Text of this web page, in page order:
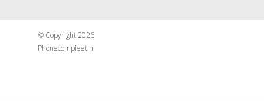
© Copyright 2026
Phonecompleet.nl